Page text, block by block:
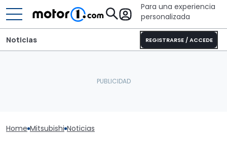
Para una experiencia
personalizada
REGISTRARSE / ACCEDE
Noticias
Home Mitsubishi Noticias